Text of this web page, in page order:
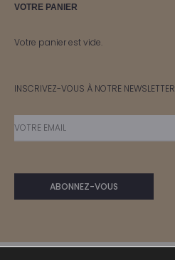
VOTRE PANIER
Votre panier est vide.
INSCRIVEZ-VOUS À NOTRE NEWSLETTER